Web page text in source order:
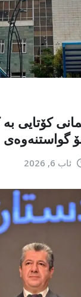
کۆتایی
ئاب 6, 2026